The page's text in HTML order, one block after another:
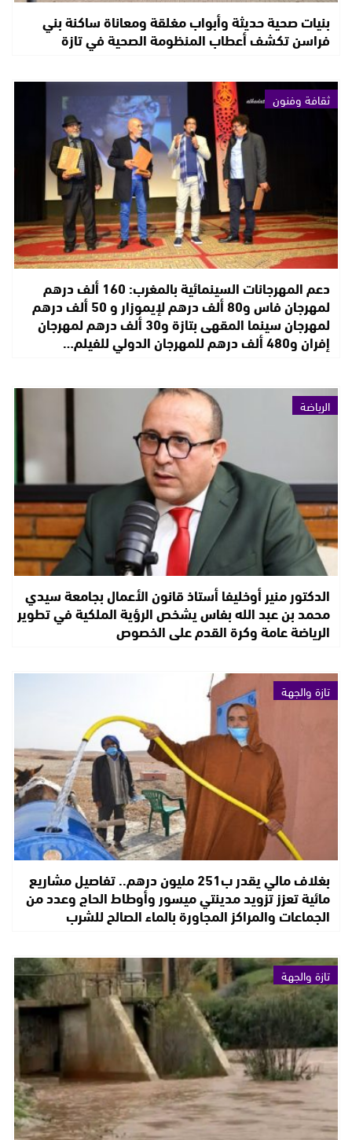
بنيات صحية حديثة وأبواب مغلقة ومعاناة ساكنة بني
فراسن تكشف أعطاب المنظومة الصحية في تازة
ثقافة وفنون
دعم المهرجانات السينمائية بالمغرب: 160 ألف درهم
لمهرجان فاس و80 ألف درهم لإيموزار و 50 ألف درهم
لمهرجان سينما المقهى بتازة و30 ألف درهم لمهرجان
إفران و480 ألف درهم للمهرجان الدولي للفيلم…
الرياضة
الدكتور منير أوخليفا أستاذ قانون الأعمال بجامعة سيدي
محمد بن عبد الله بفاس يشخص الرؤية الملكية في تطوير
الرياضة عامة وكرة القدم على الخصوص
تازة والجهة
بغلاف مالي يقدر ب251 مليون درهم.. تفاصيل مشاريع
مائية تعزز تزويد مدينتي ميسور وأوطاط الحاج وعدد من
الجماعات والمراكز المجاورة بالماء الصالح للشرب
تازة والجهة